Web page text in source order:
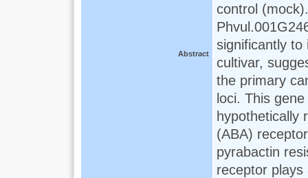
Abstract
control
significantly to
cultivar,
the primary
loci. This gene
hypothetically
(ABA)
pyrabactin
receptor plays